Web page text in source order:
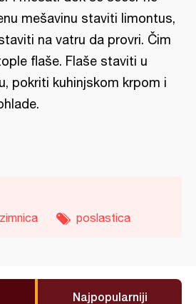
mešavinu staviti limontus,
na vatru da provri. Čim
flaše. Flaše staviti u
pokriti kuhinjskom krpom i
zimnica poslastica
Najpopularniji